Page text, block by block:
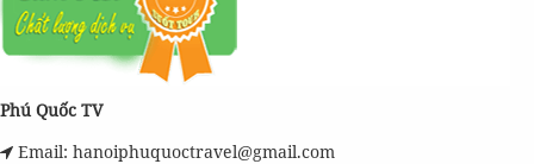
Phú Quốc TV
Email: hanoiphuquoctravel@gmail.com